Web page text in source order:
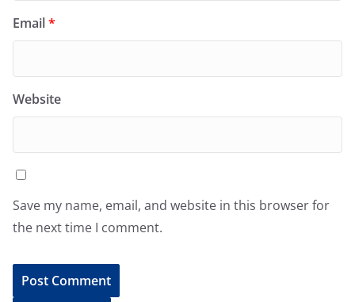
Email*
Website
Save my name, email, and website in this browser for
the next time I comment.